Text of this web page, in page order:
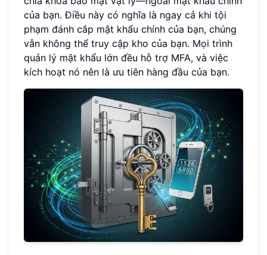
của bạn. Điều này có nghĩa là ngay cả khi tội
phạm đánh cắp mật khẩu chính của bạn, chúng
vẫn không thể truy cập kho của bạn. Mọi trình
quản lý mật khẩu lớn đều hỗ trợ MFA, và việc
kích hoạt nó nên là ưu tiên hàng đầu của bạn.